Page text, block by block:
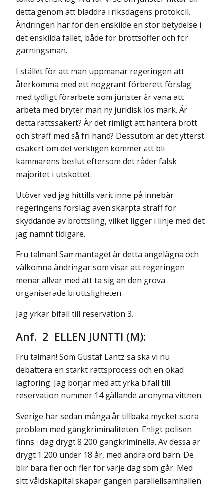
detta genom att bläddra i riksdagens protokoll.
Ändringen har för den enskilde en stor betydelse i
det enskilda fallet, både för brottsoffer och för
gärnings­män.
I stället för att man uppmanar regeringen att
återkomma med ett noggrant förberett förslag
med tydligt förarbete som jurister är vana att
arbeta med bryter man ny juridisk lös mark. Är
detta rättssäkert? Är det rimligt att hantera brott
och straff med så fri hand? Dessutom är det ytterst
osäkert om det verkligen kommer att bli
kammarens beslut eftersom det råder falsk
majoritet i utskottet.
Utöver vad jag hittills varit inne på innebär
regeringens förslag även skärpta straff för
skyddande av brottsling, vilket ligger i linje med det
jag nämnt tidigare.
Fru talman! Sammantaget är detta angelägna och
välkomna ändringar som visar att regeringen
menar allvar med att ta sig an den grova
organiserade brottsligheten.
Jag yrkar bifall till reservation 3.
Anf. 2 ELLEN JUNTTI (M):
Fru talman! Som Gustaf Lantz sa ska vi nu
debattera en stärkt rättsprocess och en ökad
lagföring. Jag börjar med att yrka bifall till
reservation nummer 14 gällande anonyma vittnen.
Sverige har sedan många år tillbaka mycket stora
problem med gängkriminaliteten. Enligt polisen
finns i dag drygt 8 200 gängkriminella. Av dessa är
drygt 1 200 under 18 år, med andra ord barn. De
blir bara fler och fler för varje dag som går. Med
sitt våldskapital skapar gängen parallellsamhällen